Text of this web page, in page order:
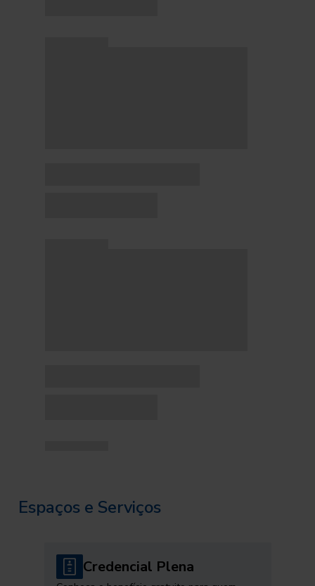
Espaços e Serviços
Credencial Plena